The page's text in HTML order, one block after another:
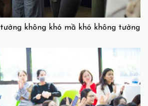
không khó mầ khó không tưởng